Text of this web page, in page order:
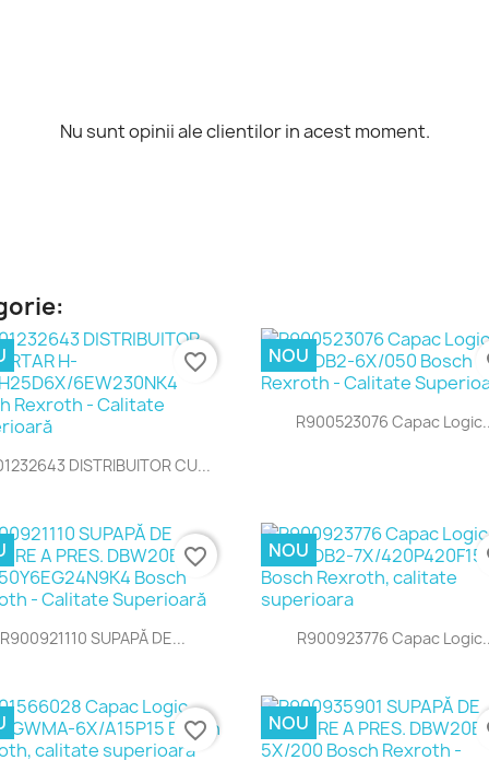
Nu sunt opinii ale clientilor in acest moment.
Vizualizare rapida
DISTRIBUITOR CU...
favorite_border
Vizualizare rapida
R900523076 Capac
NOU
Vizualizare rapida
R900921110 SUPAPĂ DE...
favorite_border
Vizualizare rapida
R900923776 Capac
NOU
favorite_border NOU